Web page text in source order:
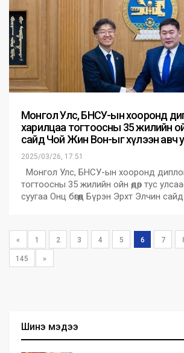
Монгол Улс, БНСУ-ын хооронд
харилцаа тогтоосны 35 жилийн
сайд Чой Жин Вон-ыг хүлээн авч
2025/03/26, 17:51
Монгол Улс, БНСУ-ын хооронд
тогтоосны 35 жилийн ойн өдөр тус
суугаа Онц бөгөөд Бүрэн Эрхт Элчин
« 1 2 3 4 5 6 7
145 »
Шинэ мэдээ